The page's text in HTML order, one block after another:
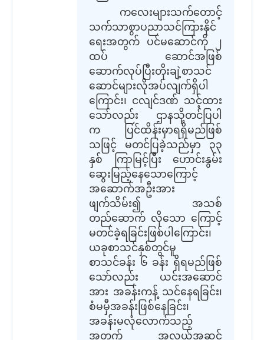
ကလေးများသက်တောင့်
သက်သာစွာပညာသင်ကြားနိုင်
ရေးအတွက် ပင်မဆောင်ကို ၂
ထပ် ဆောင်အဖြစ်
ဆောက်လုပ်ပြီးတိုးချဲ့စာသင်
ဆောင်များလိုအပ်လျက်ရှိပါ
ကြောင်း၊ ငလျင်ဒဏ် သင့်ထား
သော်လည်း ဌာနသို့တင်ပြပါ
က ပြင်ထိန်းမှာရရှိမည်ဖြစ်
သဖြင့် မတင်ပြခဲ့သည်မှာ ၃၃
နှစ် ကြာမြင့်ပြီး ဟောင်းနွမ်း
ဆွေးမြည့်နေသောကြောင့်
အဆောက်အဦးအား
ဖျက်သိမ်း၍ အသစ်
တည်ဆောက် လိုသော ကြောင့်
မတင်ခဲ့ရခြင်းဖြစ်ပါကြောင်း၊
ယခုစာသင်နှစ်တွင်မူ
စာသင်ခန်း ၆ ခန်း ရှိရမည်ဖြစ်
သော်လည်း ယင်းအဆောင်
အား အခန်းကန့် သင်နေရခြင်း၊
စံမမှီအခန်းဖြစ်နေခြင်း၊
အခန်းမလုံလောက်သည့်
အတွက် အလယ်အဆင့်